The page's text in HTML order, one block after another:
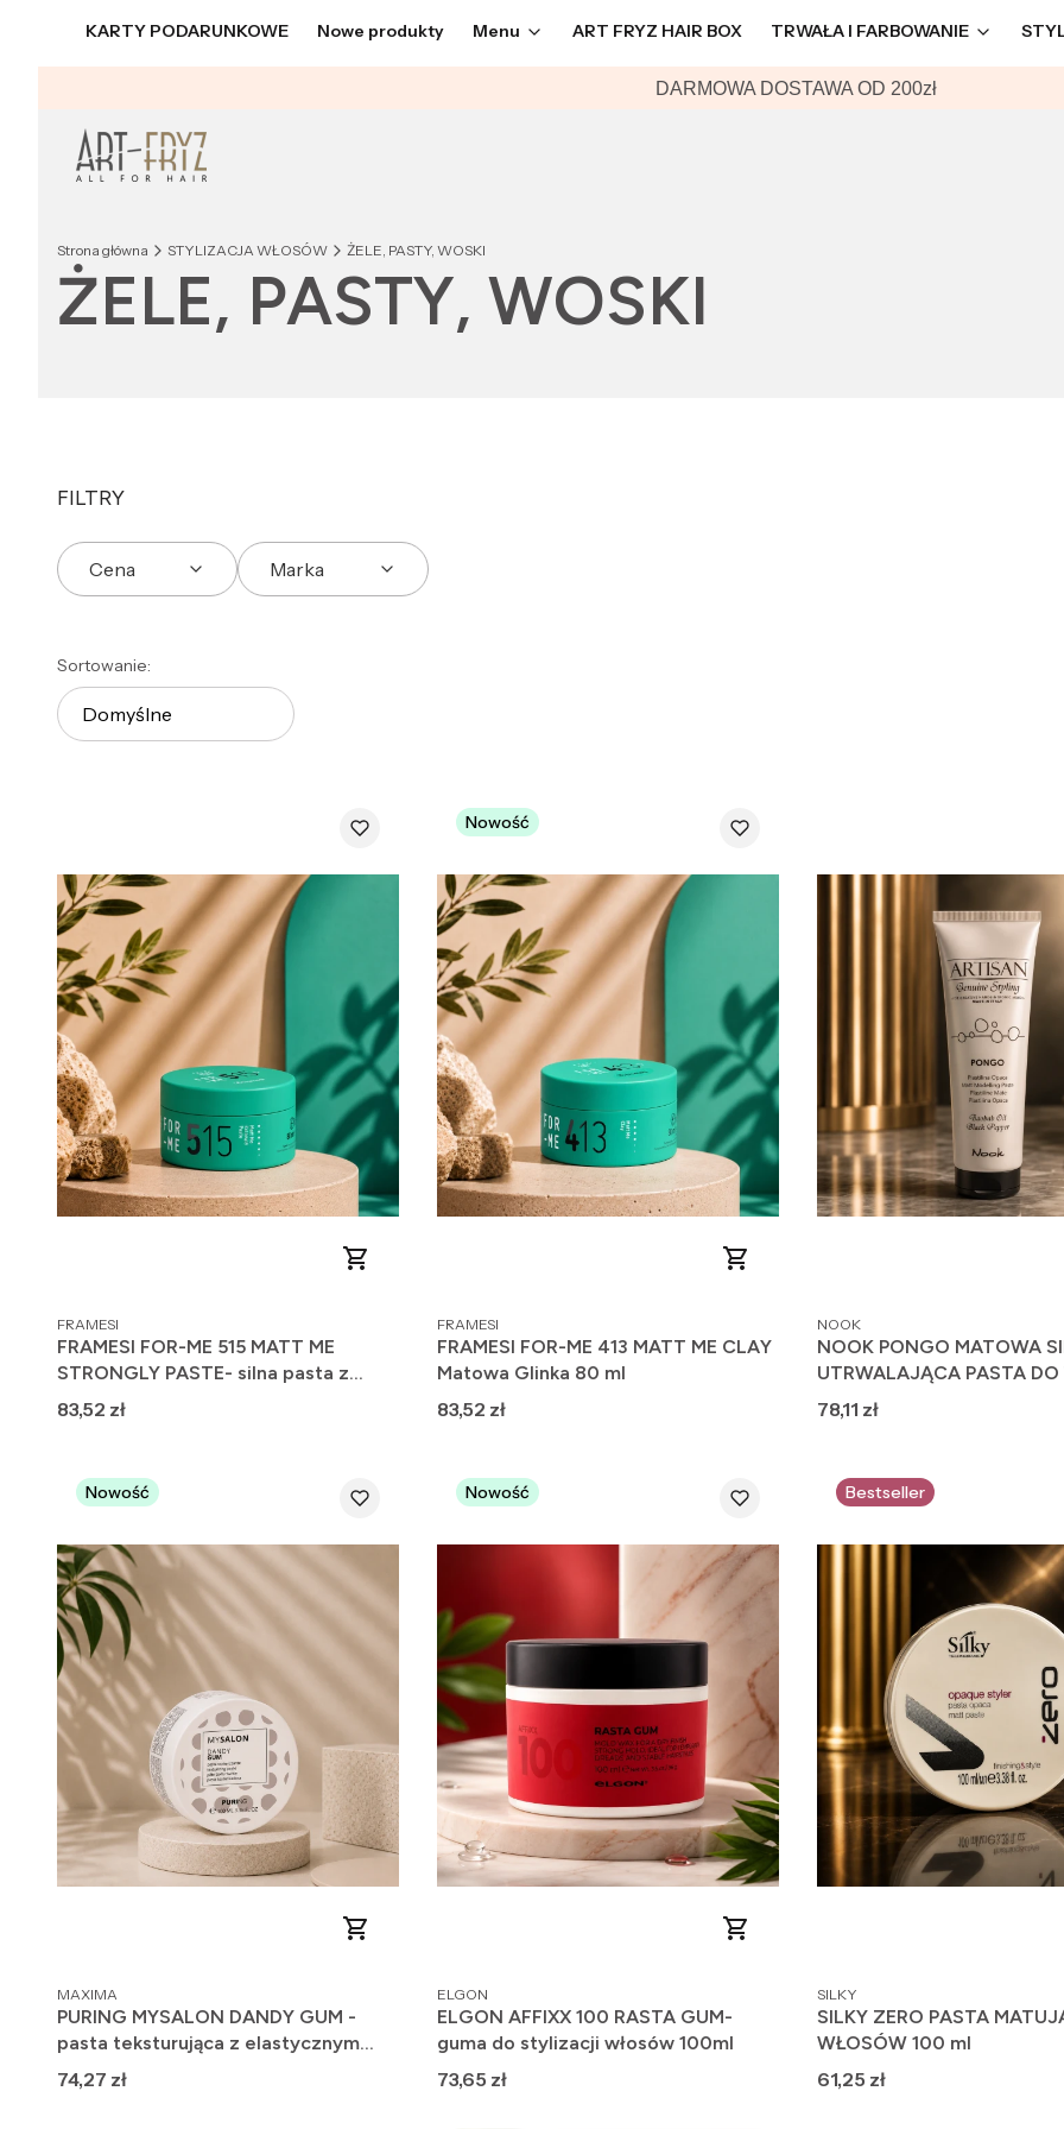
KARTY PODARUNKOWE Nowe produkty Menu ART FRYZ HAIR BOX TRWAŁA I FARBOWANIE
DARMOWA DOSTAWA OD 200zł
Strona główna STYLIZACJA WŁOSÓW ŻELE, PASTY, WOSKI
ŻELE, PASTY, WOSKI
FILTRY
Cena Marka
Lista produktów
Sortowanie:
Domyślne
PRODUCENT
FRAMESI
FRAMESI FOR-ME 515 MATT ME
STRONGLY PASTE- silna pasta z
efektem matowienia 80ml
Cena
83,52 zł
Nowość
PRODUCENT
FRAMESI
FRAMESI FOR-ME 413 MATT ME CLAY
Matowa Glinka 80 ml
Cena
83,52 zł
PRODUCENT
NOOK
NOOK PONGO MATOWA
UTRWALAJĄCA PASTA DO
100ML
Cena
78,11 zł
Nowość
PRODUCENT
MAXIMA
PURING MYSALON DANDY GUM -
pasta teksturująca z elastycznym
utrwaleniem 100ml
Cena
74,27 zł
Nowość
PRODUCENT
ELGON
ELGON AFFIXX 100 RASTA GUM-
guma do stylizacji włosów 100ml
Cena
73,65 zł
Bestseller
PRODUCENT
SILKY
SILKY ZERO PASTA
WŁOSÓW 100 ml
Cena
61,25 zł